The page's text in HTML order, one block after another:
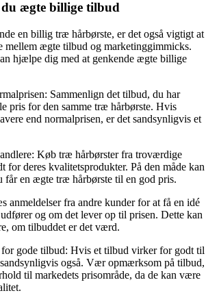
du ægte billige tilbud
en billig træ hårbørste, er det også vigtigt at
mellem ægte tilbud og marketinggimmicks.
hjælpe dig med at genkende ægte billige
Sammenlign det tilbud, du har
pris for den samme træ hårbørste. Hvis
end normalprisen, er det sandsynligvis et
Køb træ hårbørster fra troværdige
for deres kvalitetsprodukter. På den måde kan
får en ægte træ hårbørste til en god pris.
anmeldelser fra andre kunder for at få en idé
og om det lever op til prisen. Dette kan
om tilbuddet er det værd.
gode tilbud: Hvis et tilbud virker for godt til
også. Vær opmærksom på tilbud,
til markedets prisområde, da de kan være